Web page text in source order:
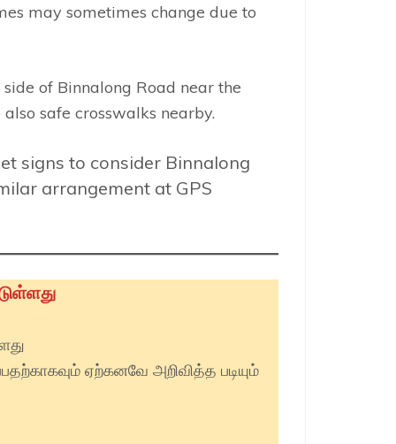
may sometimes change due to
of Binnalong Road near the
safe crosswalks nearby.
signs to consider Binnalong
arrangement at GPS
ஏற்கனவே அறிவித்த படியும்